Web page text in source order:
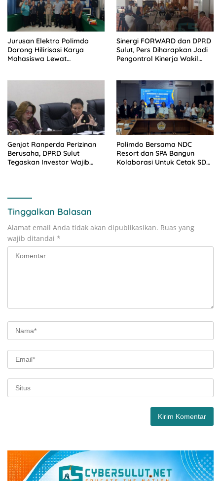
Jurusan Elektro Polimdo
Dorong Hilirisasi Karya
Mahasiswa Lewat
Sinergi FORWARD dan DPRD
Sulut, Pers Diharapkan Jadi
Pengontrol Kinerja Wakil
Genjot Ranperda Perizinan
Berusaha, DPRD Sulut
Tegaskan Investor Wajib
Polimdo Bersama NDC
Resort dan SPA Bangun
Kolaborasi Untuk Cetak SDM
Tinggalkan Balasan
Alamat email Anda tidak akan dipublikasikan. Ruas yang
wajib ditandai *